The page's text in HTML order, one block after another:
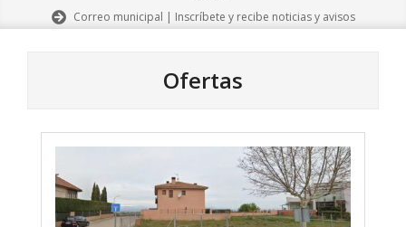
Correo municipal | Inscríbete y recibe noticias y avisos
Ofertas